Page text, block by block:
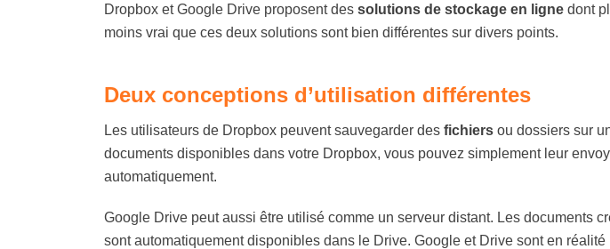
Dropbox et Google Drive proposent des solutions de stockage en ligne dont
moins vrai que ces deux solutions sont bien différentes sur divers points.
Deux conceptions d’utilisation différentes
Les utilisateurs de Dropbox peuvent sauvegarder des fichiers ou dossiers sur
documents disponibles dans votre Dropbox, vous pouvez simplement leur
automatiquement.
Google Drive peut aussi être utilisé comme un serveur distant. Les documents
sont automatiquement disponibles dans le Drive. Google et Drive sont en réalité